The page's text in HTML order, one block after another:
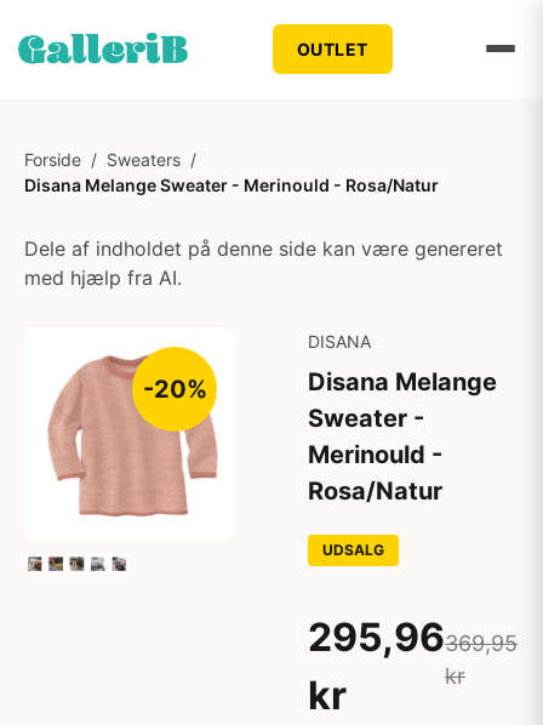
OUTLET
Forside / Sweaters /
Disana Melange Sweater - Merinould - Rosa/Natur
Dele af indholdet på denne side kan være genereret
med hjælp fra AI.
-20%
DISANA
Disana Melange
Sweater -
Merinould -
Rosa/Natur
UDSALG
295,96
kr
369,95
kr